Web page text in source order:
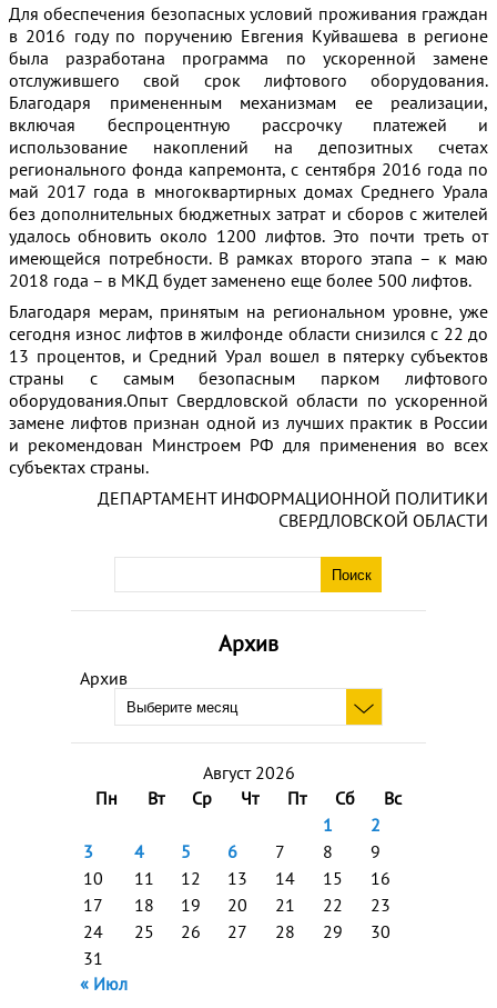
Архив
Архив
Август 2026
Пн
Вт Ср Чт Пт Сб
Вс
1
2
3
4 5 6 7 8
9
10
11 12 13 14 15
16
17
18 19 20 21 22
23
24
25 26 27 28 29
30
31
« Июл
Для обеспечения безопасных условий проживания граждан
в 2016 году по поручению Евгения Куйвашева в регионе
была разработана программа по ускоренной замене
отслужившего свой срок лифтового оборудования.
Благодаря примененным механизмам ее реализации,
включая беспроцентную рассрочку платежей и
использование накоплений на депозитных счетах
регионального фонда капремонта, с сентября 2016 года по
май 2017 года в многоквартирных домах Среднего Урала
без дополнительных бюджетных затрат и сборов с жителей
удалось обновить около 1200 лифтов. Это почти треть от
имеющейся потребности. В рамках второго этапа – к маю
2018 года – в МКД будет заменено еще более 500 лифтов.
Благодаря мерам, принятым на региональном уровне, уже
сегодня износ лифтов в жилфонде области снизился с 22 до
13 процентов, и Средний Урал вошел в пятерку субъектов
страны с самым безопасным парком лифтового
оборудования.Опыт Свердловской области по ускоренной
замене лифтов признан одной из лучших практик в России
и рекомендован Минстроем РФ для применения во всех
субъектах страны.
ДЕПАРТАМЕНТ ИНФОРМАЦИОННОЙ ПОЛИТИКИ
СВЕРДЛОВСКОЙ ОБЛАСТИ